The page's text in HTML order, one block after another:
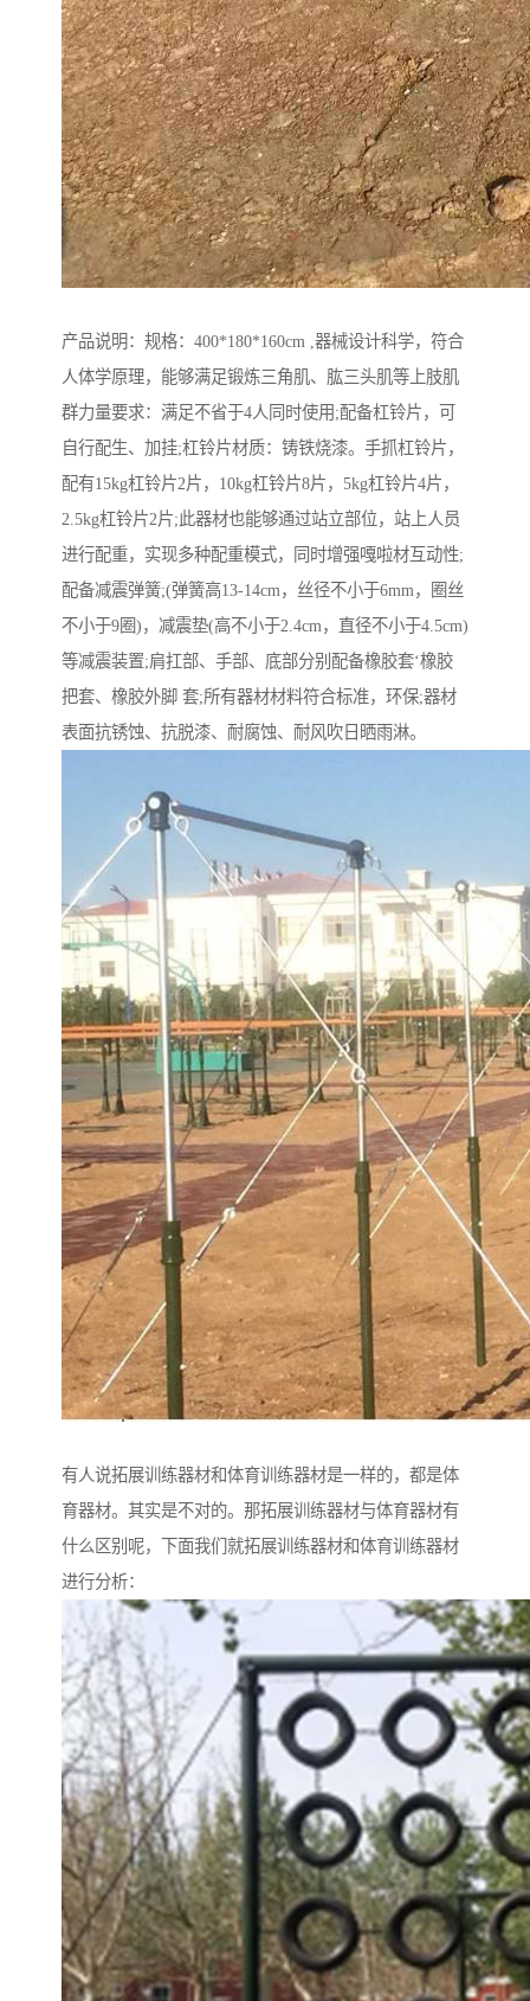
产品说明：规格：400*180*160cm ,器械设计科学，符合
人体学原理，能够满足锻炼三角肌、肱三头肌等上肢肌
群力量要求：满足不省于4人同时使用;配备杠铃片，可
自行配生、加挂;杠铃片材质：铸铁烧漆。手抓杠铃片，
配有15kg杠铃片2片，10kg杠铃片8片，5kg杠铃片4片，
2.5kg杠铃片2片;此器材也能够通过站立部位，站上人员
进行配重，实现多种配重模式，同时增强嘎啦材互动性;
配备减震弹簧;(弹簧高13-14cm，丝径不小于6mm，圈丝
不小于9圈)，减震垫(高不小于2.4cm，直径不小于4.5cm)
等减震装置;肩扛部、手部、底部分别配备橡胶套‘橡胶
把套、橡胶外脚 套;所有器材材料符合标准，环保;器材
表面抗锈蚀、抗脱漆、耐腐蚀、耐风吹日晒雨淋。
有人说拓展训练器材和体育训练器材是一样的，都是体
育器材。其实是不对的。那拓展训练器材与体育器材有
什么区别呢，下面我们就拓展训练器材和体育训练器材
进行分析：